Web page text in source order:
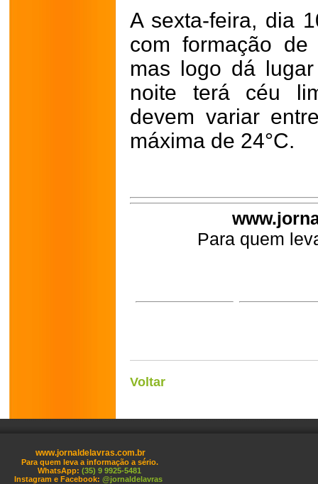
A sexta-feira, dia
com formação de
mas logo dá
noite terá céu
devem variar
máxima de 24°C.
Para quem
Voltar
www.jornaldelavras.com.br
Para quem leva a informação a sério.
WhatsApp: (35) 9 9925-5481
Instagram e Facebook: @jornaldelavras